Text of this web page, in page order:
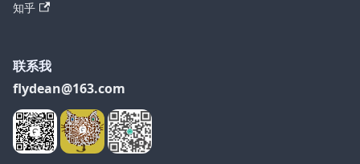
知乎
联系我
flydean@163.com